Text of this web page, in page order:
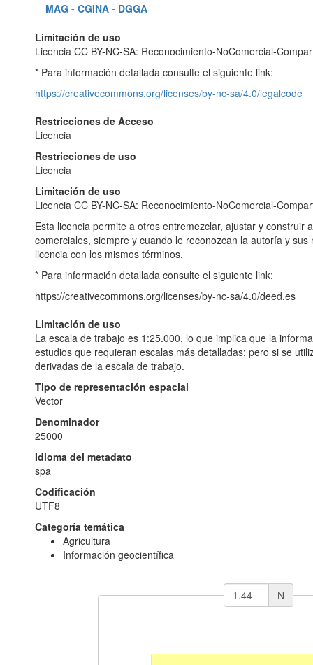
MAG - CGINA - DGGA
Limitación de uso
Licencia CC BY-NC-SA: Reconocimiento-NoComercial-
* Para información detallada consulte el siguiente link:
https://creativecommons.org/licenses/by-nc-sa/4.0/legalcode
Restricciones de Acceso
Licencia
Restricciones de uso
Licencia
Limitación de uso
Licencia CC BY-NC-SA: Reconocimiento-NoComercial-
Esta licencia permite a otros entremezclar, ajustar y construir
comerciales, siempre y cuando le reconozcan la autoría y
licencia con los mismos términos.
* Para información detallada consulte el siguiente link:
https://creativecommons.org/licenses/by-nc-sa/4.0/deed.es
Limitación de uso
La escala de trabajo es 1:25.000, lo que implica que la
estudios que requieran escalas más detalladas; pero si se
derivadas de la escala de trabajo.
Tipo de representación espacial
Vector
Denominador
25000
Idioma del metadato
spa
Codificación
UTF8
Categoría temática
Agricultura
Información geocientífica
N